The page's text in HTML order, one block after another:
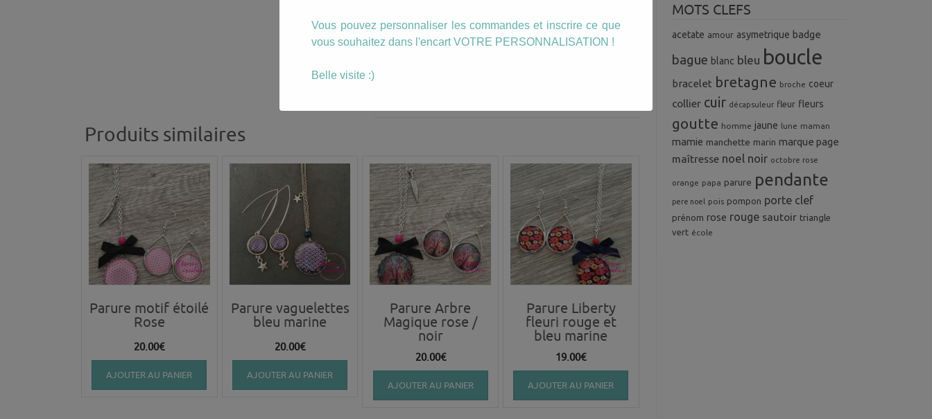
13 € le sautoir.
Produits similaires
Parure motif étoilé
Rose
20.00€
AJOUTER AU PANIER
Parure vaguelettes
bleu marine
20.00€
AJOUTER AU PANIER
Parure Arbre
Magique rose /
noir
20.00€
AJOUTER AU PANIER
Parure Liberty
fleuri rouge et
bleu marine
19.00€
AJOUTER AU PANIER
MOTS CLEFS
acetate amour asymetrique badge
bague blanc bleu boucle
bracelet bretagne broche coeur
collier cuir décapsuleur fleur fleurs
goutte homme jaune lune maman
mamie manchette marin marque page
maîtresse noel noir octobre rose
orange papa parure pendante
pere noel pois pompon porte clef
prénom rose rouge sautoir triangle
vert école
Vous pouvez personnaliser les commandes et inscrire ce que
vous souhaitez dans l'encart VOTRE PERSONNALISATION !
Belle visite :)